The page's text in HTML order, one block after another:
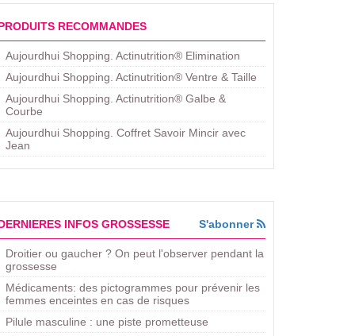
RECOMMANDES
Aujourdhui Shopping. Actinutrition® Elimination
Aujourdhui Shopping. Actinutrition® Ventre & Taille
Aujourdhui Shopping. Actinutrition® Galbe &
Courbe
Aujourdhui Shopping. ​Coffret Savoir Mincir avec
Jean
INFOS GROSSESSE S'abonner
Droitier ou gaucher ? On peut l'observer pendant la
grossesse
Médicaments: des pictogrammes pour prévenir les
femmes enceintes en cas de risques
Pilule masculine : une piste prometteuse